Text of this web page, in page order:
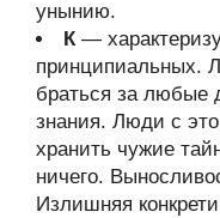
унынию.
К—
принципиальных.
браться за любые
знания. Люди с
хранить чужие
ничего.
Излишняя